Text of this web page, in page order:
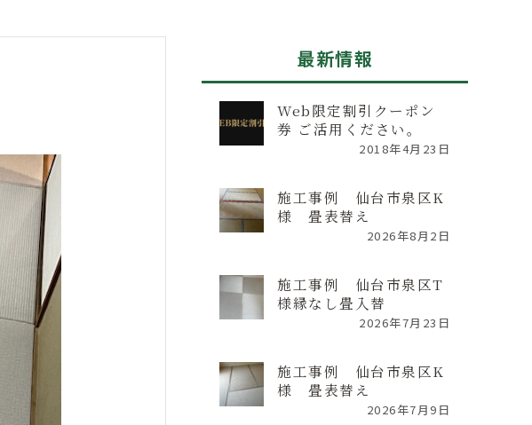
最新情報
Web限定割引クーポン
券 ご活用ください。
2018年4月23日
施工事例 仙台市泉区K
様 畳表替え
2026年8月2日
施工事例 仙台市泉区T
様縁なし畳入替
2026年7月23日
施工事例 仙台市泉区K
様 畳表替え
2026年7月9日